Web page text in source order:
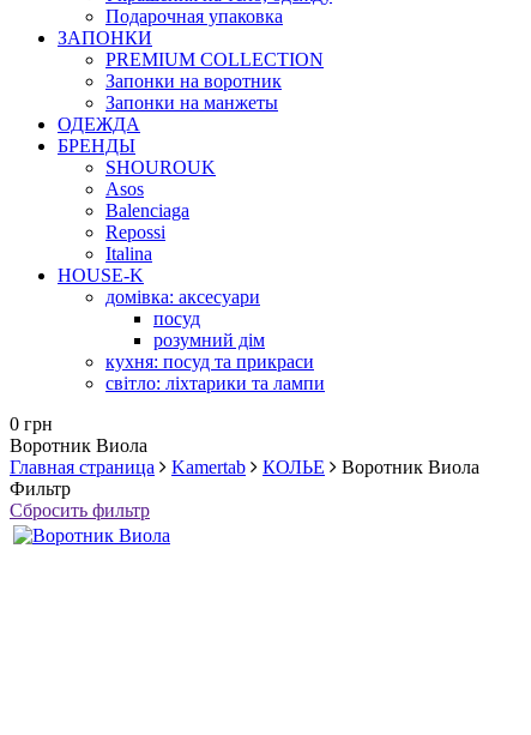
Подарочная упаковка
ЗАПОНКИ
PREMIUM COLLECTION
Запонки на воротник
Запонки на манжеты
ОДЕЖДА
БРЕНДЫ
SHOUROUK
Asos
Balenciaga
Repossi
Italina
HOUSE-K
домівка: аксесуари
посуд
розумний дім
кухня: посуд та прикраси
світло: ліхтарики та лампи
0 грн
Воротник Виола
Главная страница
Kamertab КОЛЬЕ
Воротник Виола
Фильтр
Сбросить фильтр